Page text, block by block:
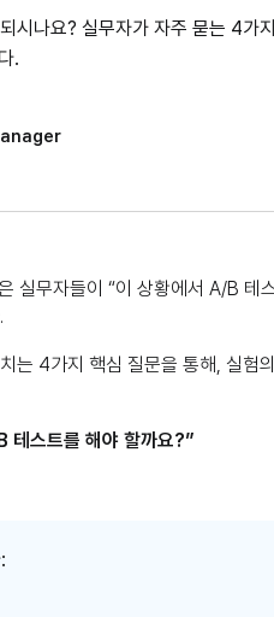
나요? 실무자가 자주 묻는 4가
.
실무자들이 “이 상황에서 A/B 테
는 4가지 핵심 질문을 통해, 실험
테스트를 해야 할까요?”